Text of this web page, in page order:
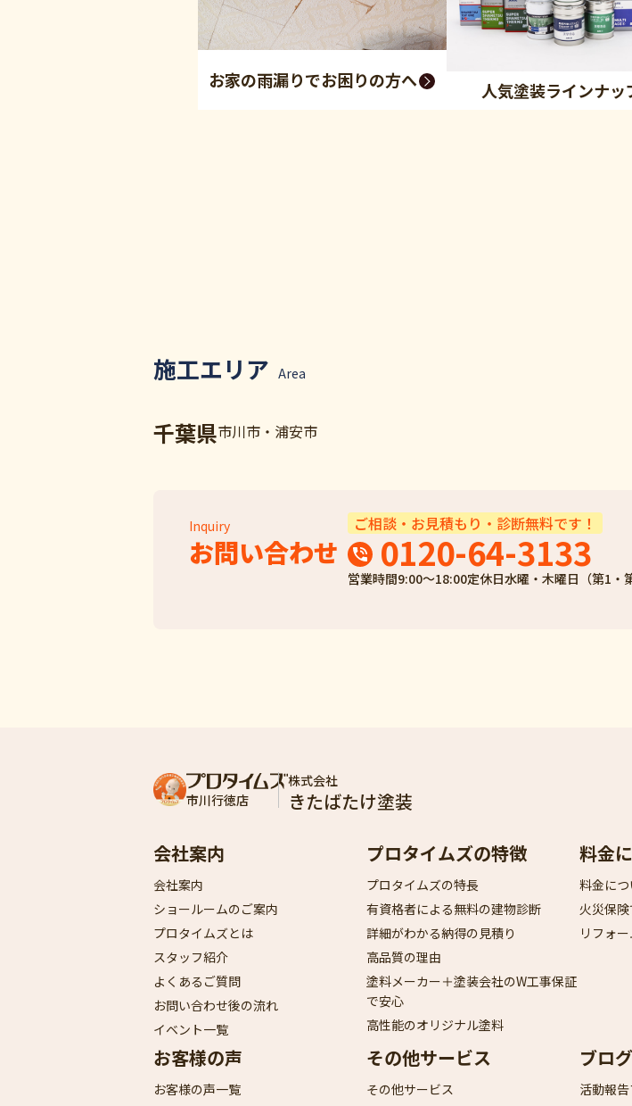
お家の雨漏りでお困りの方へ 人気塗装ラインナッ
施工エリア Area
千葉県市川市・浦安市
お問い合わせ
Inquiry ご相談・お見積もり・診断無料です！
0120-64-3133
営業時間9:00～18:00定休日水曜・木曜日（第1・
市川行徳店
株式会社
きたばたけ塗装
会社案内
会社案内
ショールームのご案内
プロタイムズとは
スタッフ紹介
よくあるご質問
お問い合わせ後の流れ
イベント一覧
プロタイムズの特徴
プロタイムズの特長
有資格者による無料の建物診断
詳細がわかる納得の見積り
高品質の理由
塗料メーカー＋塗装会社のW工事保証
で安心
高性能のオリジナル塗料
料金
料金につ
火災保
リフォ
お客様の声
お客様の声一覧
その他サービス
その他サービス
ブログ
活動報